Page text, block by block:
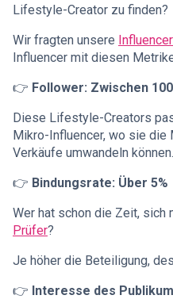
Lifestyle-Creator zu finden?
Wir fragten unsere
Influencer mit diesen
👉 Follower: Zwischen
Diese Lifestyle-Creators
Mikro-Influencer, wo sie die
Verkäufe umwandeln können.
👉 Bindungsrate: Über 5%
Wer hat schon die Zeit, sich
Prüfer?
Je höher die Beteiligung,
👉 Interesse des